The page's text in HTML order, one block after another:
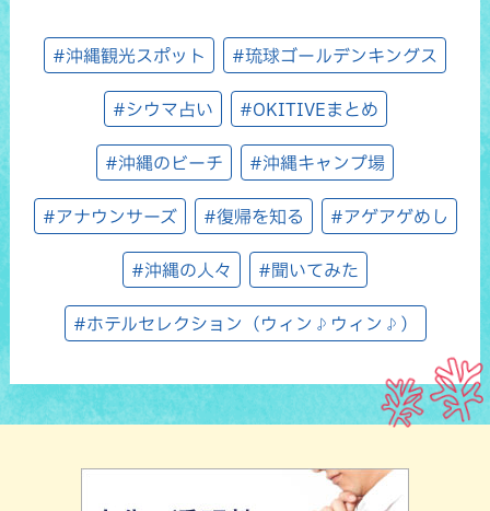
#沖縄観光スポット #琉球ゴールデンキングス
#シウマ占い #OKITIVEまとめ
#沖縄のビーチ #沖縄キャンプ場
#アナウンサーズ #復帰を知る #アゲアゲめし
#沖縄の人々 #聞いてみた
#ホテルセレクション（ウィン♪ウィン♪）